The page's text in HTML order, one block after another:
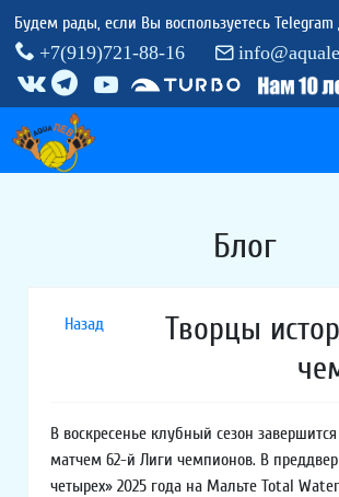
Будем рады, если Вы воспользуетесь
+7(919)721-88-16
Блог
Назад
Творцы
В воскресенье клубный сезон
матчем 62-й Лиги чемпионов. В
четырех» 2025 года на Мальте Total